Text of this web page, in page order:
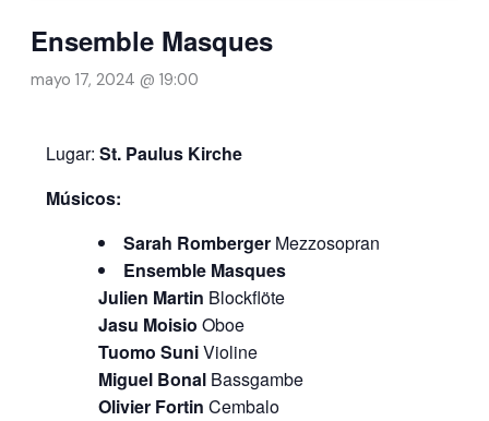
Ensemble Masques
mayo 17, 2024 @ 19:00
Lugar:St. Paulus Kirche
Músicos:
Sarah Romberger Mezzosopran
Ensemble Masques
Julien Martin Blockflöte
Jasu Moisio Oboe
Tuomo SuniVioline
Miguel Bonal Bassgambe
Olivier Fortin Cembalo